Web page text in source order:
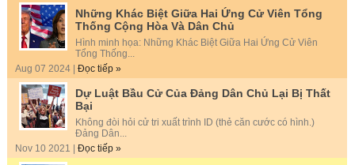
Những Khác Biệt Giữa Hai Ứng Cử Viên Tổng
Thống Cộng Hòa Và Dân Chủ
Hình minh họa: Những Khác Biệt Giữa Hai Ứng Cử Viên
Tổng Thống...
Aug 07 2024 | Đọc tiếp »
Dự Luật Bầu Cử Của Đảng Dân Chủ Lại Bị Thất
Bại
Không đòi hỏi cử tri xuất trình ID (thẻ căn cước có hình.)
Đảng Dân...
Nov 10 2021 | Đọc tiếp »